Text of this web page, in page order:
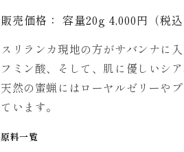
販売価格： 容量20g 4,000円（税込
スリランカ現地の方がサバンナに
フミン酸、そして、肌に優しいシ
天然の蜜蝋にはローヤルゼリーや
ています。
原料一覧